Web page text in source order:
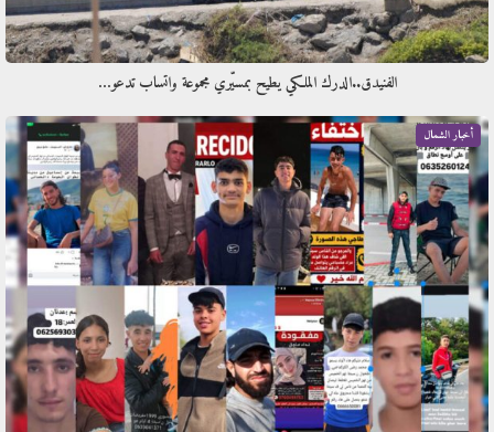
الفنيدق..الدرك الملكي يطيح بمسيّري مجموعة واتساب تدعو…
أخبار الشمال